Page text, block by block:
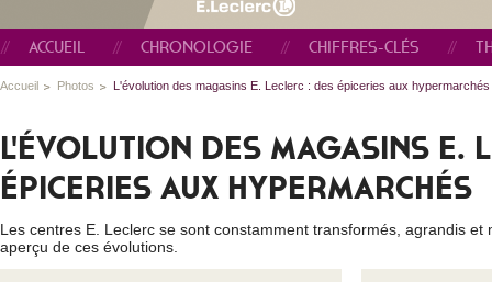
ACCUEIL CHRONOLOGIE CHIFFRES-CLÉS
Accueil Photos L'évolution des magasins E. Leclerc : des épiceries aux hypermarchés
L'ÉVOLUTION DES MAGASINS E.
ÉPICERIES AUX HYPERMARCHÉS
Les centres E. Leclerc se sont constamment transformés, agrandis et
aperçu de ces évolutions.